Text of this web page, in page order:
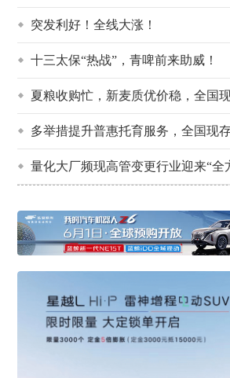
突发利好！全线大涨！
十三太保“热战”，青啤前来助威！
夏粮收购忙，新麦质优价稳，全国
多举措提升普惠托育服务，全国现
量化大厂频现高管变更行业迎来“全